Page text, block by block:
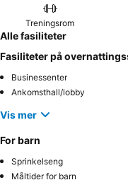
Treningsrom
Alle fasiliteter
Fasiliteter på
Businessenter
Ankomsthall/lobby
Vis mer
For barn
Sprinkelseng
Måltider for barn